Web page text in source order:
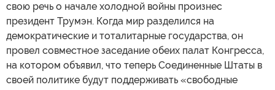
свою речь о начале холодной войны произнес
президент Трумэн. Когда мир разделился на
демократические и тоталитарные государства, он
провел совместное заседание обеих палат Конгресса,
на котором объявил, что теперь Соединенные Штаты в
своей политике будут поддерживать «свободные